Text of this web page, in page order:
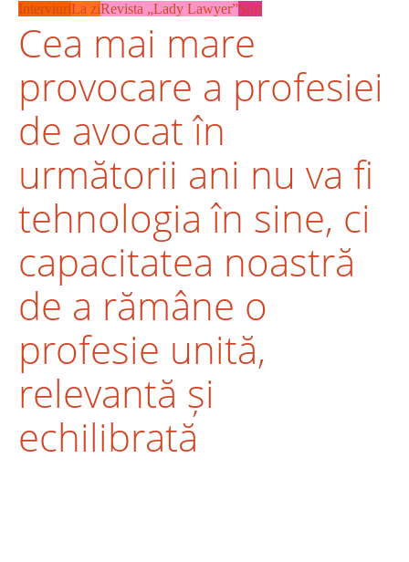
InterviuriLa ziRevista „Lady Lawyer”Ştiri
Cea mai mare
provocare a profesiei
de avocat în
următorii ani nu va fi
tehnologia în sine, ci
capacitatea noastră
de a rămâne o
profesie unită,
relevantă și
echilibrată